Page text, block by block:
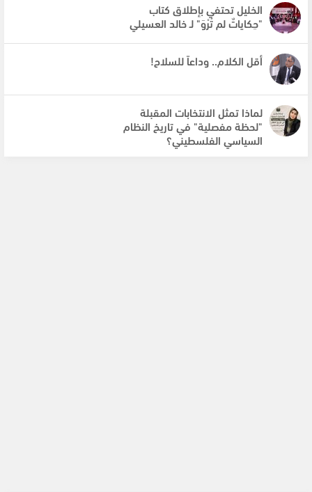
الخليل تحتفي بإطلاق كتاب
"حِكاياتٌ لم تُرْوَ" لـ خالد العسيلي
أقل الكلام.. وداعاً للسلاح!
لماذا تمثل الانتخابات المقبلة
"لحظة مفصلية" في تاريخ النظام
السياسي الفلسطيني؟